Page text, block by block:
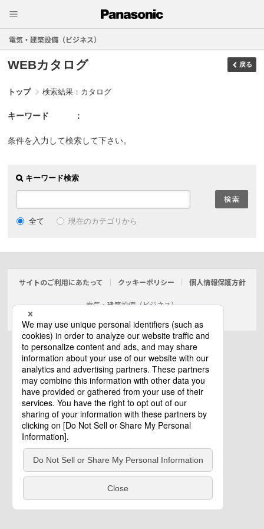
電気・建築設備（ビジネス）
WEBカタログ 戻る
トップ 検索結果：カタログ
キーワード
条件を入力して検索して下さい。
キーワード検索
全て 現在のカテゴリから
サイトのご利用にあたって クッキーポリシー 個人情報保護方針
電気・建築設備（ビジネス）